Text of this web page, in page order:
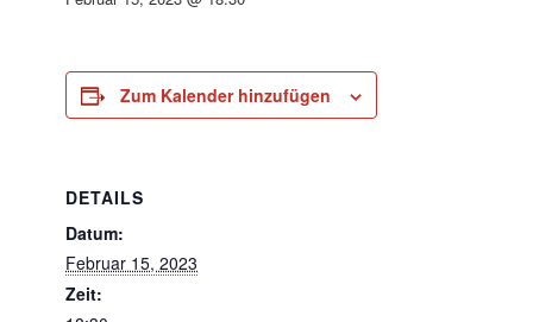
Zum Kalender hinzufügen
DETAILS
Datum:
Februar 15, 2023
Zeit: